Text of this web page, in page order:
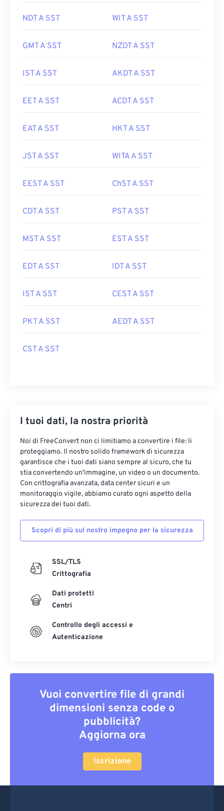
NDT A SST WIT A SST
GMT A SST NZDT A SST
IST A SST AKDT A SST
EET A SST ACDT A SST
EAT A SST HKT A SST
JST A SST WITA A SST
EEST A SST ChST A SST
CDT A SST PST A SST
MST A SST EST A SST
EDT A SST IDT A SST
IST A SST CEST A SST
PKT A SST AEDT A SST
CST A SST
I tuoi dati, la nostra priorità
Noi di FreeConvert non ci limitiamo a convertire i file: li
proteggiamo. Il nostro solido framework di sicurezza
garantisce che i tuoi dati siano sempre al sicuro, che tu
stia convertendo un'immagine, un video o un documento.
Con crittografia avanzata, data center sicuri e un
monitoraggio vigile, abbiamo curato ogni aspetto della
sicurezza dei tuoi dati.
Scopri di più sul nostro impegno per la sicurezza
SSL/TLS
Crittografia
Dati protetti
Centri
Controllo degli accessi e
Autenticazione
Vuoi convertire file di grandi
dimensioni senza code o
pubblicità?
Aggiorna ora
Iscrizione